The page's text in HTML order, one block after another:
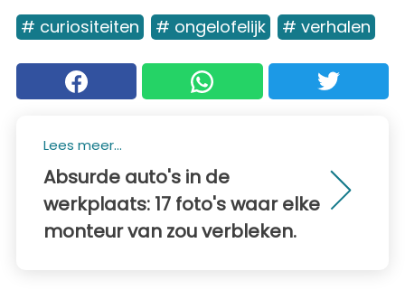
# curiositeiten # ongelofelijk # verhalen
Lees meer...
Absurde auto's in de
werkplaats: 17 foto's waar elke
monteur van zou verbleken.